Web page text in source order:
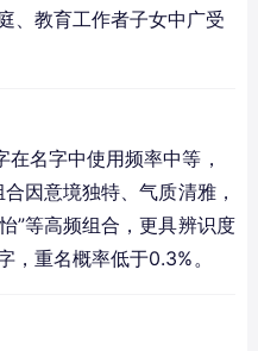
、教育工作者子女中广受
在名字中使用频率中等，
因意境独特、气质清雅，
”等高频组合，更具辨识度
，重名概率低于0.3%。